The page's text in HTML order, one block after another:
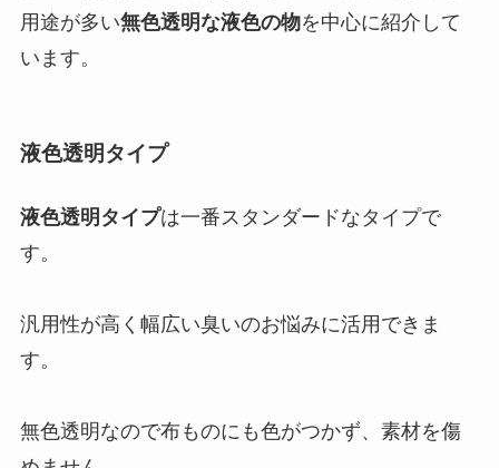
用途が多い無色透明な液色の物を中心に紹介して
います。
液色透明タイプ
液色透明タイプは一番スタンダードなタイプで
す。
汎用性が高く幅広い臭いのお悩みに活用できま
す。
無色透明なので布ものにも色がつかず、素材を傷